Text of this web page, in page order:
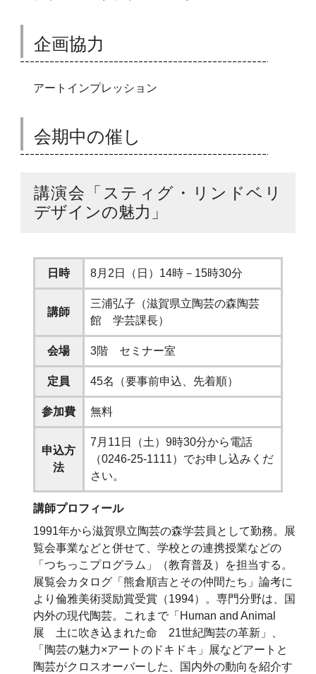
企画協力
アートインプレッション
会期中の催し
講演会「スティグ・リンドベリ
デザインの魅力」
日時 8月2日（日）14時－15時30分
講師
三浦弘子（滋賀県立陶芸の森陶芸
館 学芸課長）
会場 3階 セミナー室
定員 45名（要事前申込、先着順）
参加費 無料
申込方
法
7月11日（土）9時30分から電話
（0246-25-1111）でお申し込みくだ
さい。
講師プロフィール
1991年から滋賀県立陶芸の森学芸員として勤務。展
覧会事業などと併せて、学校との連携授業などの
「つちっこプログラム」（教育普及）を担当する。
展覧会カタログ「熊倉順吉とその仲間たち」論考に
より倫雅美術奨励賞受賞（1994）。専門分野は、国
内外の現代陶芸。これまで「Human and Animal
展 土に吹き込まれた命 21世紀陶芸の革新」、
「陶芸の魅力×アートのドキドキ」展などアートと
陶芸がクロスオーバーした、国内外の動向を紹介す